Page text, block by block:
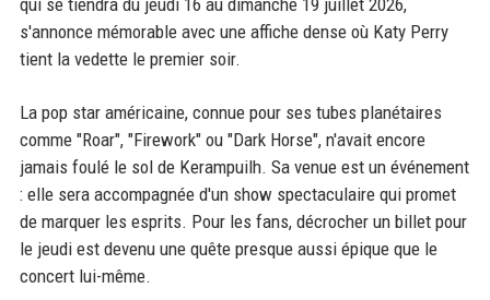
s'annonce mémorable avec une affiche dense où Katy Perry
tient la vedette le premier soir.
La pop star américaine, connue pour ses tubes planétaires
comme "Roar", "Firework" ou "Dark Horse", n'avait encore
jamais foulé le sol de Kerampuilh. Sa venue est un événement
: elle sera accompagnée d'un show spectaculaire qui promet
de marquer les esprits. Pour les fans, décrocher un billet pour
le jeudi est devenu une quête presque aussi épique que le
concert lui-même.